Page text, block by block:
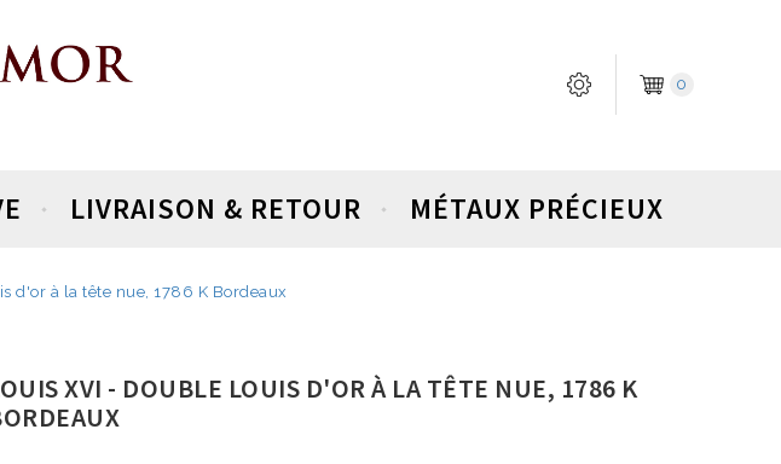
0
LIVRAISON & RETOUR MÉTAUX PRÉCIEUX
d'or à la tête nue, 1786 K Bordeaux
XVI - DOUBLE LOUIS D'OR À LA TÊTE NUE, 1786 K